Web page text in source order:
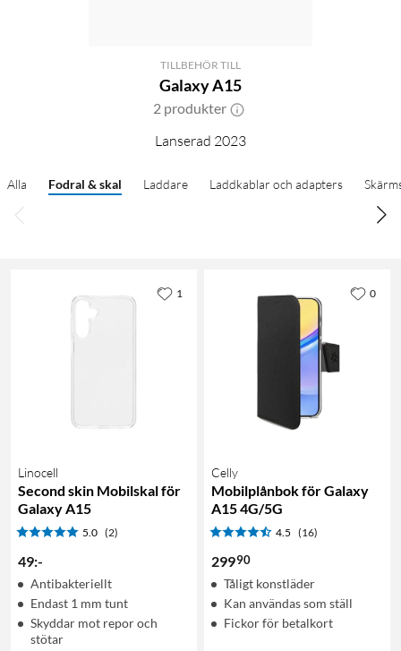
TILLBEHÖR TILL
Galaxy A15
2 produkter
Lanserad 2023
Alla Fodral & skal Laddare Laddkablar och adapters
Linocell
Second skin Mobilskal för
Galaxy A15
5.0 (2)
49:-
Antibakteriellt
Endast 1 mm tunt
Skyddar mot repor och
stötar
1
Celly
Mobilplånbok för Galaxy
A15 4G/5G
4.5 (16)
29990
Tåligt konstläder
Kan användas som ställ
Fickor för betalkort
0